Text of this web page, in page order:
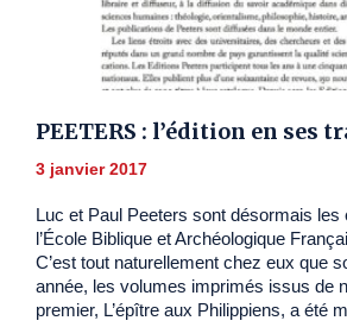
PEETERS : l’édition en ses
3 janvier 2017
Luc et Paul Peeters sont désormais les
l’École Biblique et Archéologique
C’est tout naturellement chez eux que
année, les volumes imprimés issus de
premier, L’épître aux Philippiens, a été